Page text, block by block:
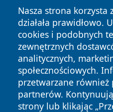
Nasza strona korzysta
działała prawidłowo.
cookies i podobnych
zewnętrznych
analitycznych,
społecznościowych.
przetwarzane również
partnerów.
strony lub klikając
Copyright © 2026
zastrzeżone.
Polityka